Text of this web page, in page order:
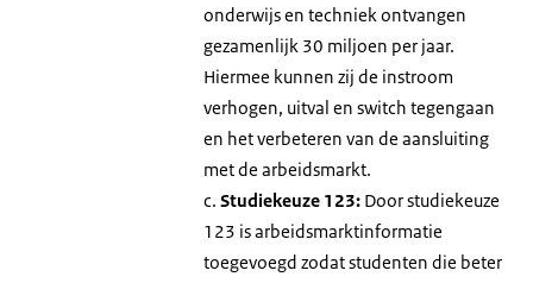
onderwijs en techniek ontvangen
gezamenlijk 30 miljoen per jaar.
Hiermee kunnen zij de instroom
verhogen, uitval en switch tegengaan
en het verbeteren van de aansluiting
met de arbeidsmarkt.
c. Studiekeuze 123: Door studiekeuze
123 is arbeidsmarktinformatie
toegevoegd zodat studenten die beter